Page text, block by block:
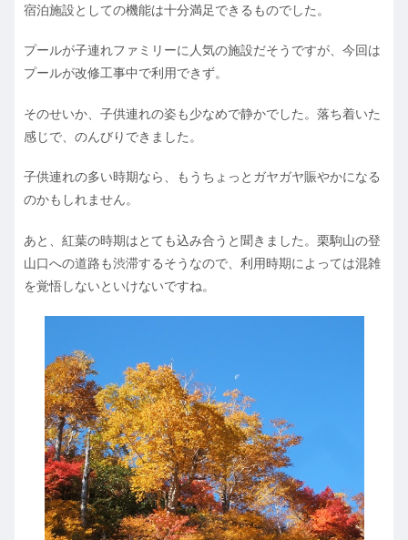
宿泊施設としての機能は十分満足できるものでした。
プールが子連れファミリーに人気の施設だそうですが、今回は
プールが改修工事中で利用できず。
そのせいか、子供連れの姿も少なめで静かでした。落ち着いた
感じで、のんびりできました。
子供連れの多い時期なら、もうちょっとガヤガヤ賑やかになる
のかもしれません。
あと、紅葉の時期はとても込み合うと聞きました。栗駒山の登
山口への道路も渋滞するそうなので、利用時期によっては混雑
を覚悟しないといけないですね。